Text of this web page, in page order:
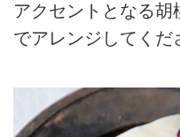
アクセントとなる
でアレンジしてくだ